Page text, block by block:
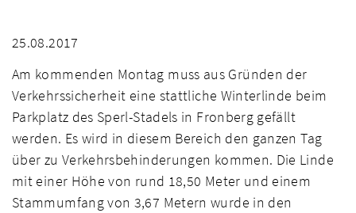
25.08.2017
Am kommenden Montag muss aus Gründen der
Verkehrssicherheit eine stattliche Winterlinde beim
Parkplatz des Sperl-Stadels in Fronberg gefällt
werden. Es wird in diesem Bereich den ganzen Tag
über zu Verkehrsbehinderungen kommen. Die Linde
mit einer Höhe von rund 18,50 Meter und einem
Stammumfang von 3,67 Metern wurde in den